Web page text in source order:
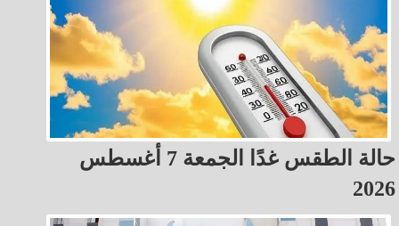
حالة الطقس غدًا الجمعة 7 أغسطس
2026